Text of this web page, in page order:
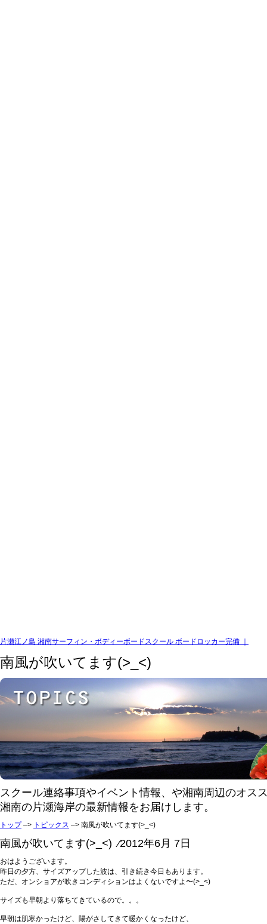
片瀬江ノ島 湘南サーフィン・ボディーボードスクール ボードロッカー完備 ｜
南風が吹いてます(>_<)
スクール連絡事項やイベント情報、や湘南周辺のオス
湘南の片瀬海岸の最新情報をお届けします。
トップ–> トピックス –> 南風が吹いてます(>_<)
南風が吹いてます(>_<) ⁄2012年6月 7日
おはようございます。
昨日の夕方、サイズアップした波は、引き続き今日もあります。
ただ、オンショアが吹きコンディションはよくないですよ〜(>_<)
サイズも早朝より落ちてきているので。。。
早朝は肌寒かったけど、陽がさしてきて暖かくなったけど、